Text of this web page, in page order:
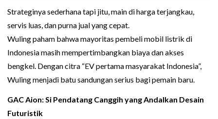
Strateginya sederhana tapi jitu, main di harga terjangkau,
servis luas, dan purna jual yang cepat.
Wuling paham bahwa mayoritas pembeli mobil listrik di
Indonesia masih mempertimbangkan biaya dan akses
bengkel. Dengan citra “EV pertama masyarakat Indonesia”,
Wuling menjadi batu sandungan serius bagi pemain baru.
GAC Aion: Si Pendatang Canggih yang Andalkan Desain
Futuristik